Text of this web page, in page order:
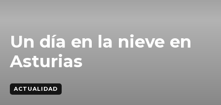
Un día en la nieve en
Asturias
ACTUALIDAD